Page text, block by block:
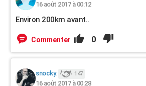
16 août 2017 à 00:12
Environ 200km avant..
Commenter 0
snocky. 147
16 août 2017 à 00:28